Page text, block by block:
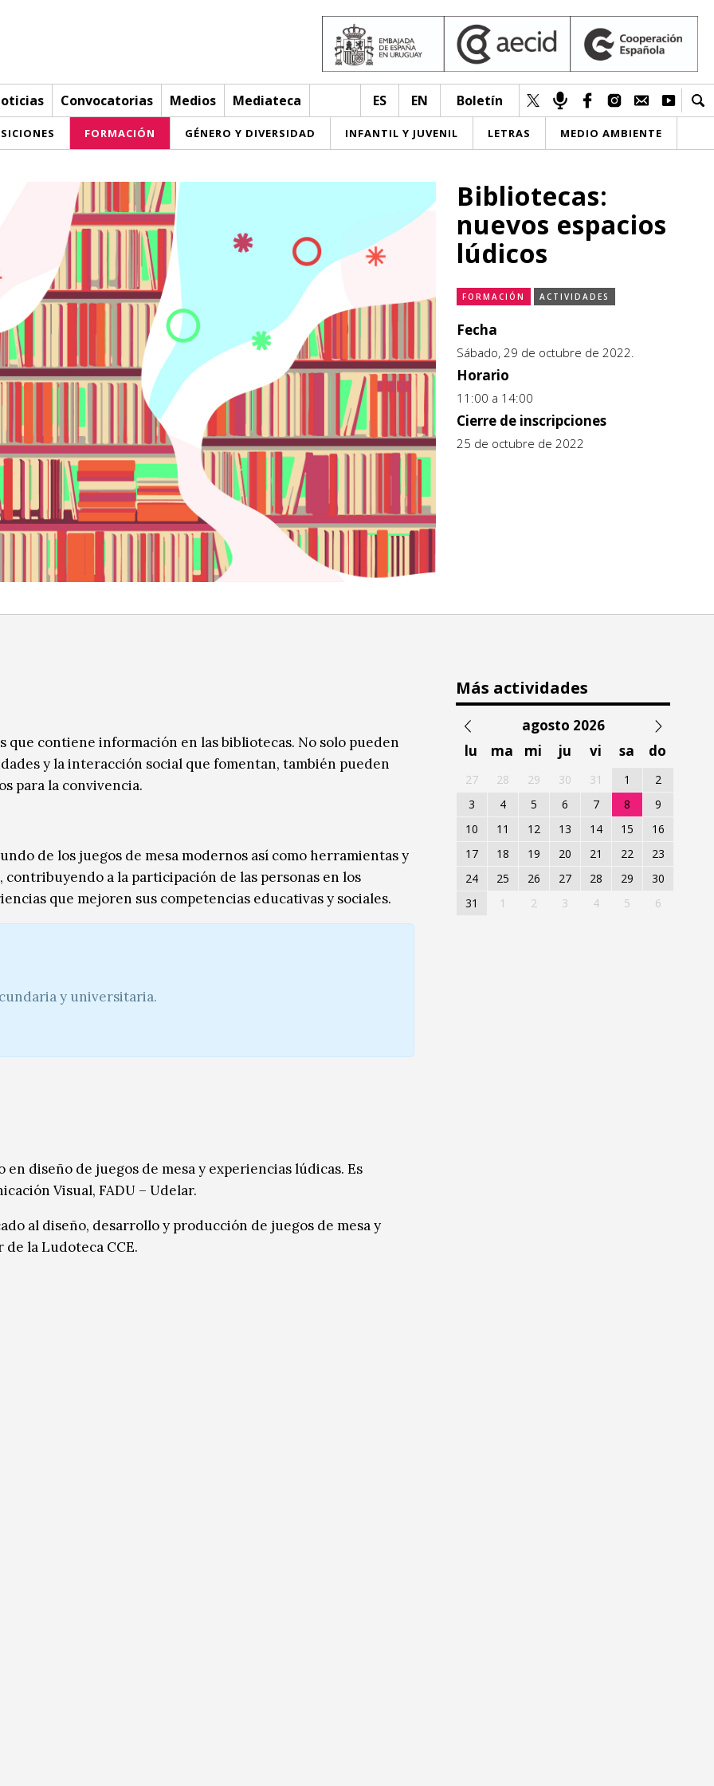
Convocatorias Medios Mediateca ES EN Boletín
FORMACIÓN GÉNERO Y DIVERSIDAD INFANTIL Y JUVENIL LETRAS MEDIO AMBIENTE
Bibliotecas:
nuevos espacios
lúdicos
FORMACIÓN ACTIVIDADES
Fecha
Sábado, 29 de octubre de 2022.
Horario
11:00 a 14:00
Cierre de inscripciones
25 de octubre de 2022
que contiene información en las bibliotecas. No solo pueden
y la interacción social que fomentan, también pueden
para la convivencia.
de los juegos de mesa modernos así como herramientas y
a la participación de las personas en los
que mejoren sus competencias educativas y sociales.
y universitaria.
diseño de juegos de mesa y experiencias lúdicas. Es
Visual, FADU – Udelar.
al diseño, desarrollo y producción de juegos de mesa y
la Ludoteca CCE.
Más actividades
agosto 2026
lu
ma mi ju vi sa do
27 28 29 30 31 1
2
3
4 5 6 7 8
9
10
11 12 13 14 15
16
17
18 19 20 21 22
23
24
25 26 27 28 29
30
31
1 2 3 4 5 6